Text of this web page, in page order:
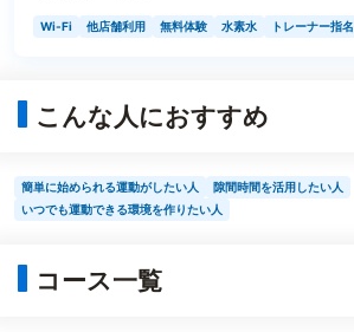
Wi-Fi 他店舗利用 無料体験 水素水 トレーナー指名
こんな人におすすめ
簡単に始められる運動がしたい人
隙間時間を活用したい人
いつでも運動できる環境を作りたい人
コース一覧